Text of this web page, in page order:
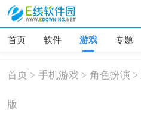
首页 软件 游戏 专题
首页 >手机游戏 >角色扮演 >
版